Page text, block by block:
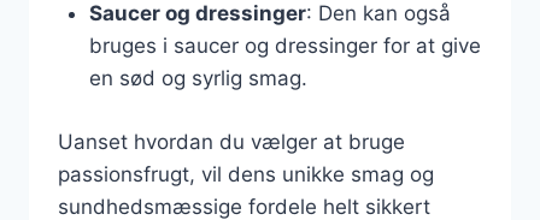
Saucer og dressinger: Den kan også
bruges i saucer og dressinger for at give
en sød og syrlig smag.
Uanset hvordan du vælger at bruge
passionsfrugt, vil dens unikke smag og
sundhedsmæssige fordele helt sikkert